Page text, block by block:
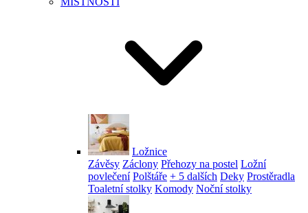
Ložnice
Závěsy Záclony Přehozy na postel Ložní
povlečení Polštáře + 5 dalších Deky Prostěradla
Toaletní stolky Komody Noční stolky